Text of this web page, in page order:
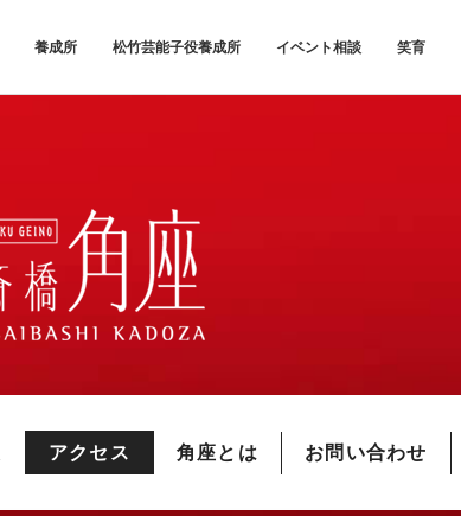
養成所 松竹芸能子役養成所 イベント相談 笑育
アクセス 角座とは お問い合わせ